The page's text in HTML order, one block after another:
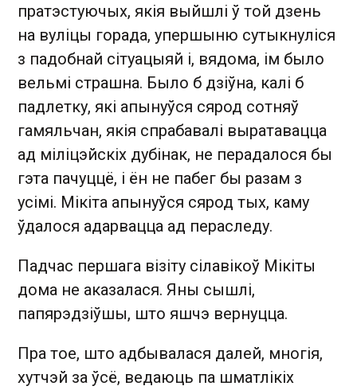
пратэстуючых, якія выйшлі ў той дзень
на вуліцы горада, упершыню сутыкнуліся
з падобнай сітуацыяй і, вядома, ім было
вельмі страшна. Было б дзіўна, калі б
падлетку, які апынуўся сярод сотняў
гамяльчан, якія спрабавалі выратавацца
ад міліцэйскіх дубінак, не перадалося бы
гэта пачуццё, і ён не пабег бы разам з
усімі. Мікіта апынуўся сярод тых, каму
ўдалося адарвацца ад пераследу.
Падчас першага візіту сілавікоў Мікіты
дома не аказалася. Яны сышлі,
папярэдзіўшы, што яшчэ вернуцца.
Пра тое, што адбывалася далей, многія,
хутчэй за ўсё, ведаюць па шматлікіх